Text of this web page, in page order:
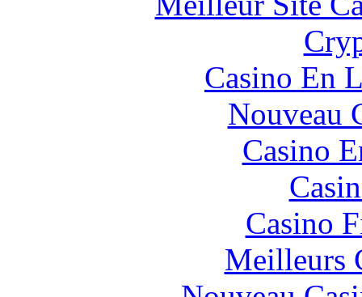
Casino En
Nouveau
Casino
Casino
Meilleurs